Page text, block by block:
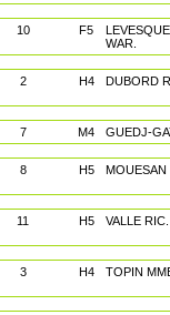
10 F5
LEVESQUE
WAR.
2 H4 DUBORD
7 M4 GUEDJ-
8 H5 MOUESAN
11 H5 VALLE
3 H4 TOPIN